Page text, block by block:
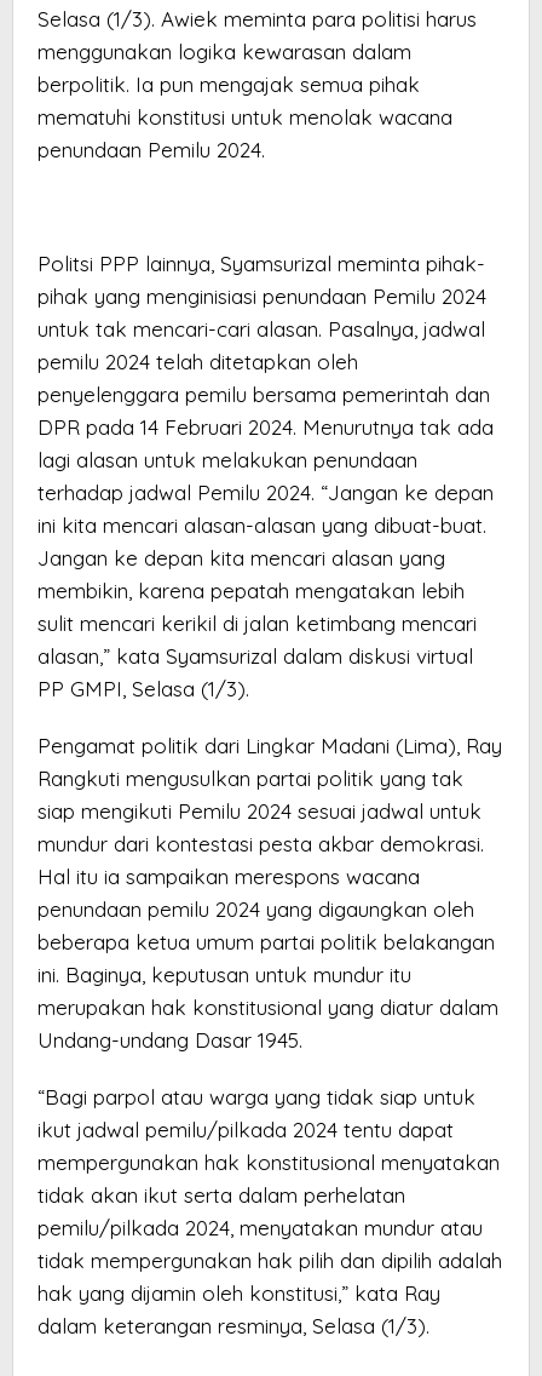
Selasa (1/3). Awiek meminta para politisi harus
menggunakan logika kewarasan dalam
berpolitik. Ia pun mengajak semua pihak
mematuhi konstitusi untuk menolak wacana
penundaan Pemilu 2024.
Politsi PPP lainnya, Syamsurizal meminta pihak-
pihak yang menginisiasi penundaan Pemilu 2024
untuk tak mencari-cari alasan. Pasalnya, jadwal
pemilu 2024 telah ditetapkan oleh
penyelenggara pemilu bersama pemerintah dan
DPR pada 14 Februari 2024. Menurutnya tak ada
lagi alasan untuk melakukan penundaan
terhadap jadwal Pemilu 2024. “Jangan ke depan
ini kita mencari alasan-alasan yang dibuat-buat.
Jangan ke depan kita mencari alasan yang
membikin, karena pepatah mengatakan lebih
sulit mencari kerikil di jalan ketimbang mencari
alasan,” kata Syamsurizal dalam diskusi virtual
PP GMPI, Selasa (1/3).
Pengamat politik dari Lingkar Madani (Lima), Ray
Rangkuti mengusulkan partai politik yang tak
siap mengikuti Pemilu 2024 sesuai jadwal untuk
mundur dari kontestasi pesta akbar demokrasi.
Hal itu ia sampaikan merespons wacana
penundaan pemilu 2024 yang digaungkan oleh
beberapa ketua umum partai politik belakangan
ini. Baginya, keputusan untuk mundur itu
merupakan hak konstitusional yang diatur dalam
Undang-undang Dasar 1945.
“Bagi parpol atau warga yang tidak siap untuk
ikut jadwal pemilu/pilkada 2024 tentu dapat
mempergunakan hak konstitusional menyatakan
tidak akan ikut serta dalam perhelatan
pemilu/pilkada 2024, menyatakan mundur atau
tidak mempergunakan hak pilih dan dipilih adalah
hak yang dijamin oleh konstitusi,” kata Ray
dalam keterangan resminya, Selasa (1/3).